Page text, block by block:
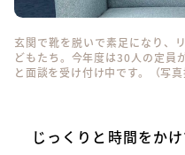
玄関で靴を脱いで素足になり、
どもたち。今年度は30人の定員
と面談を受け付け中です。（写真
じっくりと時間をか